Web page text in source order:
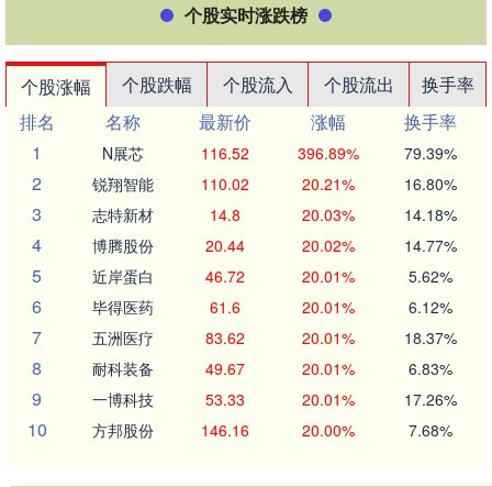
个股实时涨跌榜
个股涨幅 个股跌幅 个股流入 个股流出
换手率
排名
名称 最新价 涨幅
换手率
1
N展芯 116.52 396.89% 79.39%
2 锐翔智能 110.02 20.21% 16.80%
3 志特新材 14.8 20.03% 14.18%
4 博腾股份 20.44 20.02% 14.77%
5 近岸蛋白 46.72 20.01% 5.62%
6 毕得医药 61.6 20.01% 6.12%
7 五洲医疗 83.62 20.01% 18.37%
8 耐科装备 49.67 20.01% 6.83%
9 一博科技 53.33 20.01% 17.26%
10 方邦股份 146.16 20.00% 7.68%